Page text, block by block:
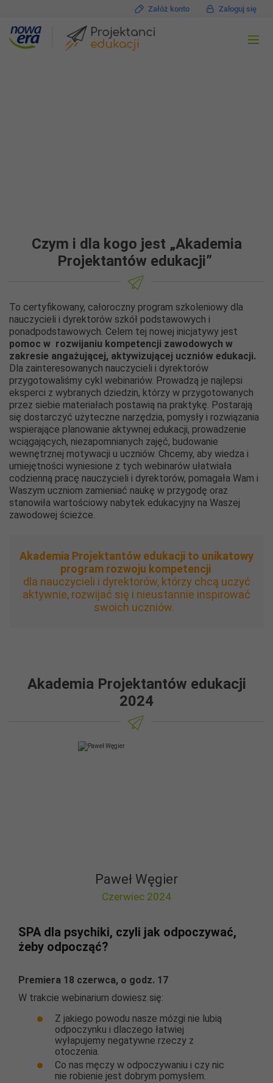
Załóż konto Zaloguj się
Czym i dla kogo jest „Akademia
Projektantów edukacji”
To certyfikowany, całoroczny program szkoleniowy dla
nauczycieli i dyrektorów szkół podstawowych i
ponadpodstawowych. Celem tej nowej inicjatywy jest
pomoc w rozwijaniu kompetencji zawodowych w
zakresie angażującej, aktywizującej uczniów edukacji.
Dla zainteresowanych nauczycieli i dyrektorów
przygotowaliśmy cykl webinariów. Prowadzą je najlepsi
eksperci z wybranych dziedzin, którzy w przygotowanych
przez siebie materiałach postawią na praktykę. Postarają
się dostarczyć użyteczne narzędzia, pomysły i rozwiązania
wspierające planowanie aktywnej edukacji, prowadzenie
wciągających, niezapomnianych zajęć, budowanie
wewnętrznej motywacji u uczniów. Chcemy, aby wiedza i
umiejętności wyniesione z tych webinarów ułatwiała
codzienną pracę nauczycieli i dyrektorów, pomagała Wam i
Waszym uczniom zamieniać naukę w przygodę oraz
stanowiła wartościowy nabytek edukacyjny na Waszej
zawodowej ścieżce.
Akademia Projektantów edukacji to unikatowy
program rozwoju kompetencji
dla nauczycieli i dyrektorów, którzy chcą uczyć
aktywnie, rozwijać się i nieustannie inspirować
swoich uczniów.
Akademia Projektantów edukacji
2024
Paweł Węgier
Czerwiec 2024
SPA dla psychiki, czyli jak odpoczywać,
żeby odpocząć?
Premiera 18 czerwca, o godz. 17
W trakcie webinarium dowiesz się:
Z jakiego powodu nasze mózgi nie lubią
odpoczynku i dlaczego łatwiej
wyłapujemy negatywne rzeczy z
otoczenia.
Co nas męczy w odpoczywaniu i czy nic
nie robienie jest dobrym pomysłem.